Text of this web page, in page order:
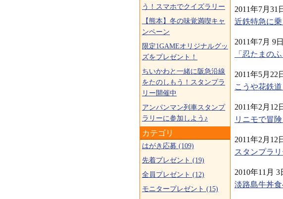
2011年7月31
近鉄特急に
2011年7月 9日
「忍たまの
2011年5月22
こうや花鉄
2011年2月12
リニモで冒
2011年2月12
スタンプラ
2010年11月 3
淡路島牛丼
う！スマホでクイズラリー
【熊本】冬の味覚満喫キャ
ンペーン
限定1GAMEオリジナルグッ
ズをプレゼント！
ちいかわと一緒に阪急沿線
をたのしもう！スタンプラ
リー開催中
アンパンマン列車スタンプ
ラリーに参加しよう♪
カテゴリ
はがき応募 (109)
先着プレゼント (19)
全員プレゼント (12)
モニタープレゼント (15)